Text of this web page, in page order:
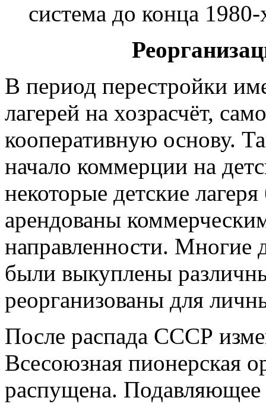
система до конца 1980-
В период перестройки
лагерей на хозрасчёт,
кооперативную основу.
начало коммерции на
некоторые детские
арендованы
направленности. Многие
были выкуплены
реорганизованы для
После распада СССР
Всесоюзная пионерская
распущена. Подавляющее